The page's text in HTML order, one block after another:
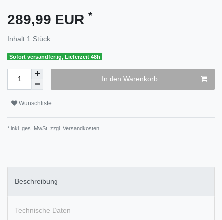
289,99 EUR *
Inhalt 1 Stück
Sofort versandfertig, Lieferzeit 48h
In den Warenkorb
Wunschliste
* inkl. ges. MwSt. zzgl. Versandkosten
Beschreibung
Technische Daten